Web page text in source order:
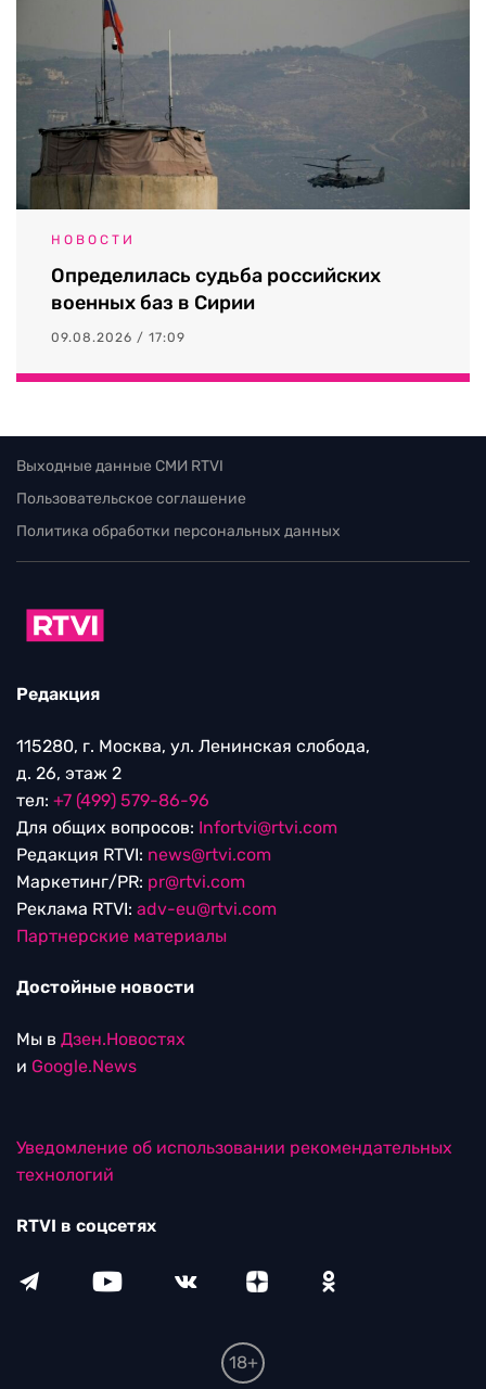
НОВОСТИ
Определилась судьба российских
военных баз в Сирии
09.08.2026 / 17:09
Выходные данные СМИ RTVI
Пользовательское соглашение
Политика обработки персональных данных
Редакция
115280, г. Москва, ул. Ленинская слобода,
д. 26, этаж 2
тел: +7 (499) 579-86-96
Для общих вопросов: Infortvi@rtvi.com
Редакция RTVI: news@rtvi.com
Маркетинг/PR: pr@rtvi.com
Реклама RTVI: adv-eu@rtvi.com
Партнерские материалы
Достойные новости
Мы в Дзен.Новостях
и Google.News
Уведомление об использовании рекомендательных
технологий
RTVI в соцсетях
18+